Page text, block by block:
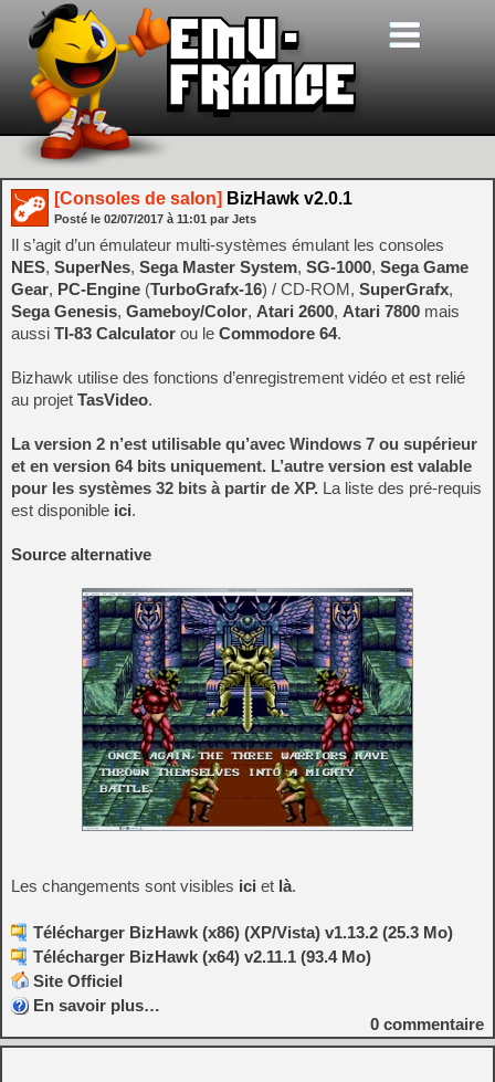
[Consoles de salon] BizHawk v2.0.1
Posté le 02/07/2017 à 11:01 par Jets
Il s’agit d’un émulateur multi-systèmes émulant les consoles
NES, SuperNes, Sega Master System, SG-1000, Sega Game
Gear, PC-Engine (TurboGrafx-16) / CD-ROM, SuperGrafx,
Sega Genesis, Gameboy/Color, Atari 2600, Atari 7800 mais
aussi TI-83 Calculator ou le Commodore 64.
Bizhawk utilise des fonctions d’enregistrement vidéo et est relié
au projet TasVideo.
La version 2 n’est utilisable qu’avec Windows 7 ou supérieur
et en version 64 bits uniquement. L’autre version est valable
pour les systèmes 32 bits à partir de XP. La liste des pré-requis
est disponible ici.
Source alternative
Les changements sont visibles ici et là.
Télécharger BizHawk (x86) (XP/Vista) v1.13.2 (25.3 Mo)
Télécharger BizHawk (x64) v2.11.1 (93.4 Mo)
Site Officiel
En savoir plus…
0 commentaire